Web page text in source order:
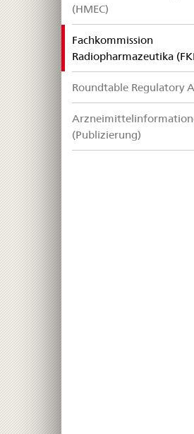
(HMEC)
Fachkommission
Radiopharmazeutika
Roundtable Regulatory
(Publizierung)